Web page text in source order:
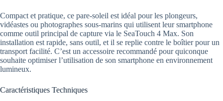
Compact et pratique, ce pare-soleil est idéal pour les plongeurs,
vidéastes ou photographes sous-marins qui utilisent leur smartphone
comme outil principal de capture via le SeaTouch 4 Max. Son
installation est rapide, sans outil, et il se replie contre le boîtier pour un
transport facilité. C’est un accessoire recommandé pour quiconque
souhaite optimiser l’utilisation de son smartphone en environnement
lumineux.
Caractéristiques Techniques